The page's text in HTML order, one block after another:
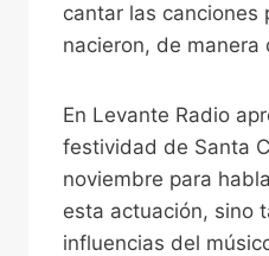
cantar las canciones
nacieron, de manera
En Levante Radio
festividad de Santa
noviembre para
esta actuación, sino
influencias del